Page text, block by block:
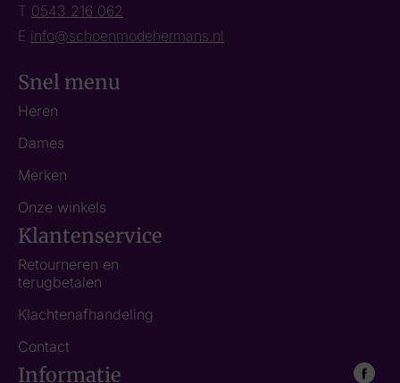
T 0543 216 062
E info@schoenmodehermans.nl
Snel menu
Heren
Dames
Merken
Onze winkels
Klantenservice
Retourneren en
terugbetalen
Klachtenafhandeling
Contact
Informatie